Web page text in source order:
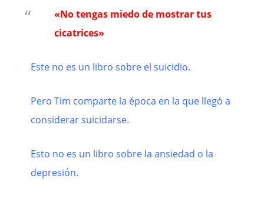
«No tengas miedo de mostrar tus
cicatrices»
Este no es un libro sobre el suicidio.
Pero Tim comparte la época en la que llegó a
considerar suicidarse.
Esto no es un libro sobre la ansiedad o la
depresión.